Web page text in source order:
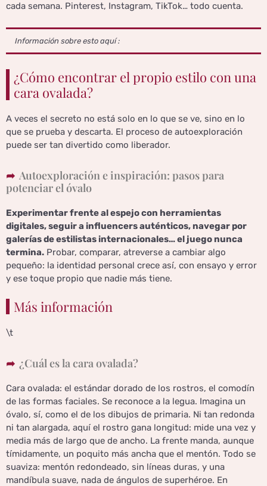
cada semana. Pinterest, Instagram, TikTok… todo cuenta.
Información sobre esto aquí :
¿Cómo encontrar el propio estilo con una
cara ovalada?
A veces el secreto no está solo en lo que se ve, sino en lo
que se prueba y descarta. El proceso de autoexploración
puede ser tan divertido como liberador.
Autoexploración e inspiración: pasos para
potenciar el óvalo
Experimentar frente al espejo con herramientas
digitales, seguir a influencers auténticos, navegar por
galerías de estilistas internacionales… el juego nunca
termina. Probar, comparar, atreverse a cambiar algo
pequeño: la identidad personal crece así, con ensayo y error
y ese toque propio que nadie más tiene.
Más información
\t
¿Cuál es la cara ovalada?
Cara ovalada: el estándar dorado de los rostros, el comodín
de las formas faciales. Se reconoce a la legua. Imagina un
óvalo, sí, como el de los dibujos de primaria. Ni tan redonda
ni tan alargada, aquí el rostro gana longitud: mide una vez y
media más de largo que de ancho. La frente manda, aunque
tímidamente, un poquito más ancha que el mentón. Todo se
suaviza: mentón redondeado, sin líneas duras, y una
mandíbula suave, nada de ángulos de superhéroe. En